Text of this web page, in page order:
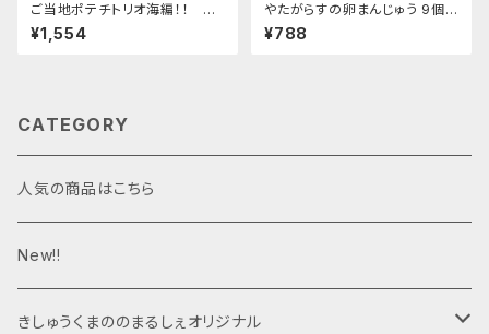
ご当地ポテチトリオ海編！！ 勝
浦のまぐろ丼ポテチ・伊勢海老
ポテチ・あおさのりポテチ
¥1,554
やたがらすの卵まんじゅう 9個
入
¥788
CATEGORY
人気の商品はこちら
New!!
きしゅうくまののまるしぇオリジナル